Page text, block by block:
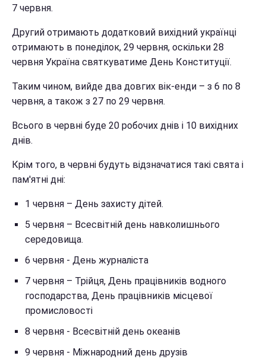
7 червня.
Другий отримають додатковий вихідний українці
отримають в понеділок, 29 червня, оскільки 28
червня Україна святкуватиме День Конституції.
Таким чином, вийде два довгих вік-енди – з 6 по 8
червня, а також з 27 по 29 червня.
Всього в червні буде 20 робочих днів і 10 вихідних
днів.
Крім того, в червні будуть відзначатися такі свята і
пам'ятні дні:
1 червня – День захисту дітей.
5 червня – Всесвітній день навколишнього
середовища.
6 червня - День журналіста
7 червня – Трійця, День працівників водного
господарства, День працівників місцевої
промисловості
8 червня - Всесвітній день океанів
9 червня - Міжнародний день друзів